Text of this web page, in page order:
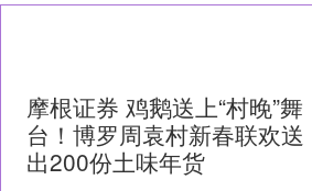
摩根证券 鸡鹅送上“村晚”舞
台！博罗周袁村新春联欢送
出200份土味年货